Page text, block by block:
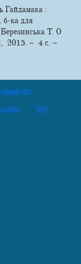
Гайдамака :
б-ка для
Т. О
2015. – 4 с. –
світ
сайту Test